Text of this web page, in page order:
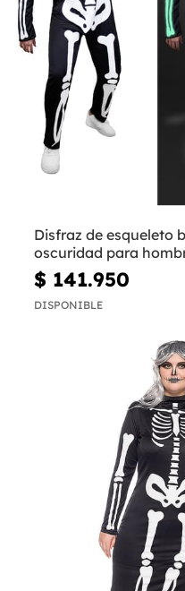
Disfraz de esqueleto
oscuridad para
$ 141.950
DISPONIBLE